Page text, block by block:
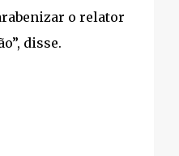
o relator
disse.